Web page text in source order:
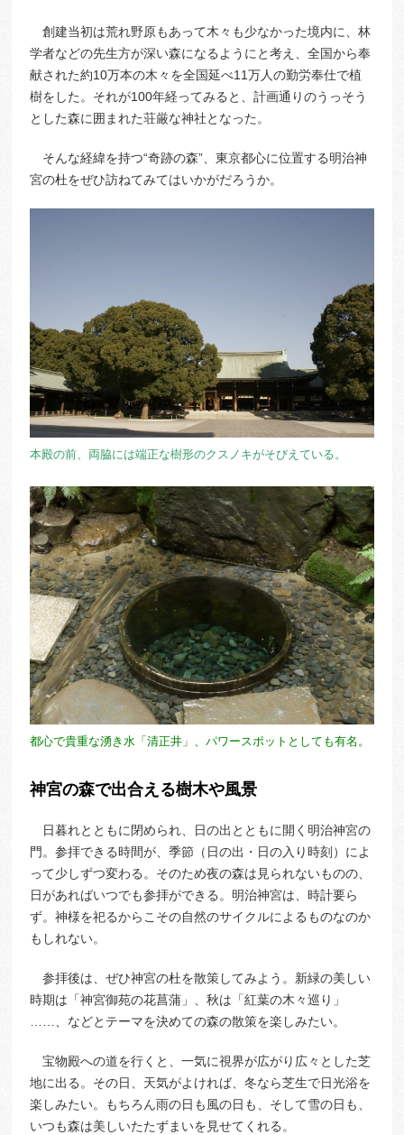
創建当初は荒れ野原もあって木々も少なかった境内に、林
学者などの先生方が深い森になるようにと考え、全国から奉
献された約10万本の木々を全国延べ11万人の勤労奉仕で植
樹をした。それが100年経ってみると、計画通りのうっそう
とした森に囲まれた荘厳な神社となった。
そんな経緯を持つ“奇跡の森”、東京都心に位置する明治神
宮の杜をぜひ訪ねてみてはいかがだろうか。
本殿の前、両脇には端正な樹形のクスノキがそびえている。
都心で貴重な湧き水「清正井」、パワースポットとしても有名。
神宮の森で出合える樹木や風景
日暮れとともに閉められ、日の出とともに開く明治神宮の
門。参拝できる時間が、季節（日の出・日の入り時刻）によ
って少しずつ変わる。そのため夜の森は見られないものの、
日があればいつでも参拝ができる。明治神宮は、時計要ら
ず。神様を祀るからこその自然のサイクルによるものなのか
もしれない。
参拝後は、ぜひ神宮の杜を散策してみよう。新緑の美しい
時期は「神宮御苑の花菖蒲」、秋は「紅葉の木々巡り」
……、などとテーマを決めての森の散策を楽しみたい。
宝物殿への道を行くと、一気に視界が広がり広々とした芝
地に出る。その日、天気がよければ、冬なら芝生で日光浴を
楽しみたい。もちろん雨の日も風の日も、そして雪の日も、
いつも森は美しいたたずまいを見せてくれる。